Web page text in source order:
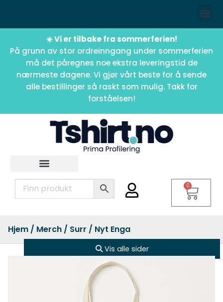
☀️ Vi er tilbake fra sommerferien!
På grunn av stor ordreinngang under sommerferien
må det påregnes noe ekstra leveringstid de
nærmeste dagene. Vi gjør vårt beste for å sende
alle bestillinger så raskt som mulig. Takk for
forståelsen!
0
Hjem / Merch / Surr / Nyt Enga
Vis alle sider